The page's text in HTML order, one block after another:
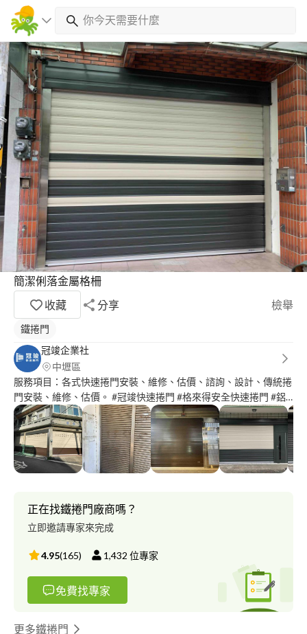
簡潔俐落金屬格柵
收藏
分享 檢舉
鐵捲門
冠竣企業社
中壢區
服務項目：各式快速捲門安裝、維修、估價、諮詢、設計、傳統捲
門安裝、維修、估價。 #冠竣快速捲門 #格來得安全快速捲門 #鋁
合金安全快速捲門 #鍍鋁鋅安全快速捲門 #傳統捲門 #傳統捲門馬
達 #客製化不銹鋼手推小門 #服務至上 #價格公道 #汰舊換新 #免費
諮詢 #售後服務很重要‼️ #歡迎洽詢
正在找鐵捲門廠商嗎？
立即邀請專家來完成
4.95(165) 1,432 位專家
免費找專家
更多鐵捲門